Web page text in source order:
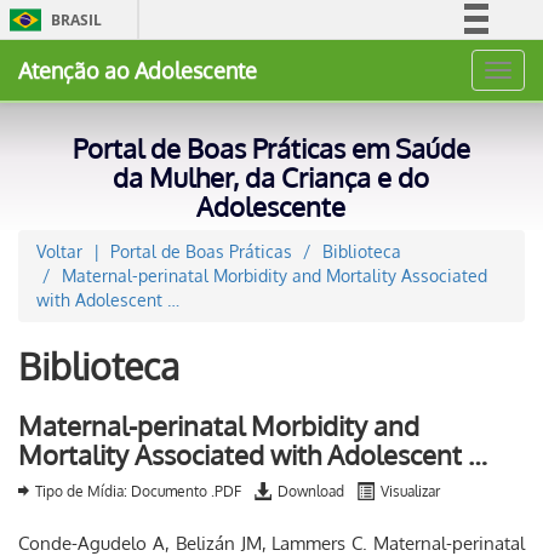
BRASIL
Acesso à informação
Atenção ao Adolescente
Portal de Boas Práticas em Saúde
da Mulher, da Criança e do
Adolescente
Voltar Portal de Boas Práticas
Biblioteca
Maternal-perinatal Morbidity and Mortality Associated
with Adolescent …
Biblioteca
Maternal-perinatal Morbidity and
Mortality Associated with Adolescent …
Tipo de Mídia: Documento .PDF Download Visualizar
Conde-Agudelo A, Belizán JM, Lammers C. Maternal-perinatal